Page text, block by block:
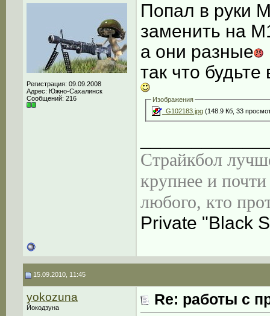
Регистрация: 09.09.2008
Адрес: Южно-Сахалинск
Сообщений: 216
Попал в руки
заменить на
а они разные
так что
Изображения
_G102183.jpg (148.9 Кб, 33
Страйкбол
крупнее и
любого, кто
Private "Black
15.09.2010, 11:45
yokozuna
Йокодзуна Re: работы с